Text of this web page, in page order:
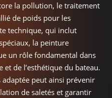
la pollution, le traitement
de poids pour les
technique, qui inclut
la peinture
un rôle fondamental dans
de l’esthétique du bateau.
peut ainsi prévenir
de saletés et garantir